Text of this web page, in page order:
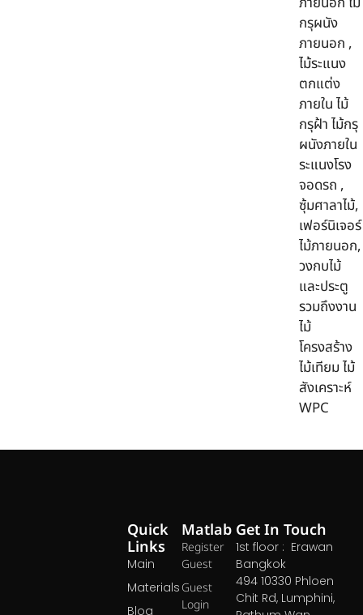
กรุผนัง
ภายนอก ,
ไม้ระแนง
ตกแต่ง
ภายใน ไม้
กรุฝ้า ไม้กรุ
ผนังภายใน
ระแนงโรง
จอดรถ ,
ซุ้มศาลาไม้,
เฟอร์นิเจอร์
ไม้ภายนอก,
วงกบไม้
และประตู
รวมถึงงาน
ไม้
โครงสร้าง
ไม้เทียม ไม้
สังเคราะห์
WPC
Matlab
Register
Guest
Guest
Login
Quick
Links
Main
Materials
Blog
Get In Touch
1st floor : Erawan
Bangkok
494 10330 Phloen
Chit Rd, Lumphini,